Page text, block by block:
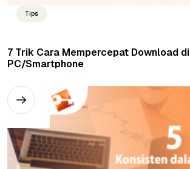
Tips
7 Trik Cara Mempercepat Download di
PC/Smartphone